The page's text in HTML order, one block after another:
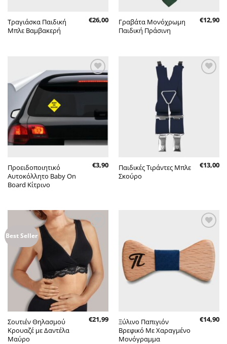
Τραγιάσκα Παιδική
Μπλε Βαμβακερή
€26,00
Γραβάτα Μονόχρωμη
Παιδική Πράσινη
€12,90
Πρόσθήκη
επιθυμητών
Προειδοποιητικό
Αυτοκόλλητο Baby On
Board Κίτρινο
€3,90
επιθυμητών
Παιδικές Τιράντες Μπλε
Σκούρο
€13,00
Best Seller
Πρόσθήκη
στην λίστα
επιθυμητών
Σουτιέν Θηλασμού
Κρουαζέ με Δαντέλα
Μαύρο
€21,99
στην λίστα
επιθυμητών
Ξύλινο Παπιγιόν
Βρεφικό Με Χαραγμένο
Μονόγραμμα
€14,90